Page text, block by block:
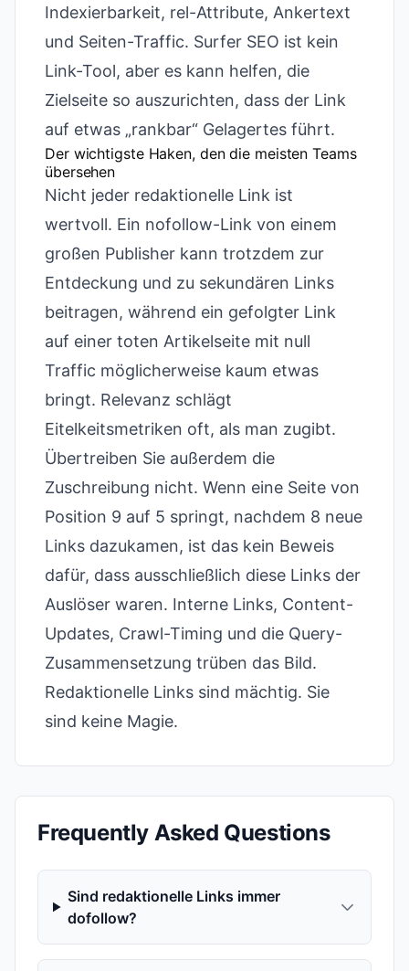
Indexierbarkeit, rel-Attribute, Ankertext
und Seiten-Traffic. Surfer SEO ist kein
Link-Tool, aber es kann helfen, die
Zielseite so auszurichten, dass der Link
auf etwas „rankbar“ Gelagertes führt.
Der wichtigste Haken, den die meisten Teams
übersehen
Nicht jeder redaktionelle Link ist
wertvoll. Ein nofollow-Link von einem
großen Publisher kann trotzdem zur
Entdeckung und zu sekundären Links
beitragen, während ein gefolgter Link
auf einer toten Artikelseite mit null
Traffic möglicherweise kaum etwas
bringt. Relevanz schlägt
Eitelkeitsmetriken oft, als man zugibt.
Übertreiben Sie außerdem die
Zuschreibung nicht. Wenn eine Seite von
Position 9 auf 5 springt, nachdem 8 neue
Links dazukamen, ist das kein Beweis
dafür, dass ausschließlich diese Links der
Auslöser waren. Interne Links, Content-
Updates, Crawl-Timing und die Query-
Zusammensetzung trüben das Bild.
Redaktionelle Links sind mächtig. Sie
sind keine Magie.
Frequently Asked Questions
Sind redaktionelle Links immer
dofollow?